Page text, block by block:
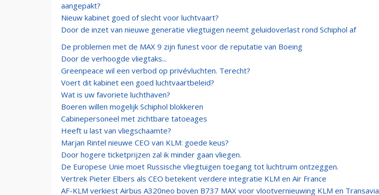
aangepakt?
Nieuw kabinet goed of slecht voor luchtvaart?
Door de inzet van nieuwe generatie vliegtuigen neemt geluidoverlast rond Schiphol af
De problemen met de MAX 9 zijn funest voor de reputatie van Boeing
Door de verhoogde vliegtaks...
Greenpeace wil een verbod op privévluchten. Terecht?
Voert dit kabinet een goed luchtvaartbeleid?
Wat is uw favoriete luchthaven?
Boeren willen mogelijk Schiphol blokkeren
Cabinepersoneel met zichtbare tatoeages
Heeft u last van vliegschaamte?
Marjan Rintel nieuwe CEO van KLM: goede keus?
Door hogere ticketprijzen zal ik minder gaan vliegen.
De Europese Unie moet Russische vliegtuigen toegang tot luchtruim ontzeggen.
Vertrek Pieter Elbers als CEO betekent verdere integratie KLM en Air France
AF-KLM verkiest Airbus A320neo boven B737 MAX voor vlootvernieuwing KLM en Transavia